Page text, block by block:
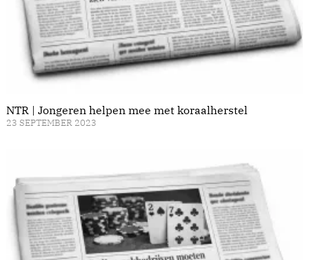
NTR | Jongeren helpen mee met koraalherstel
23 SEPTEMBER 2023